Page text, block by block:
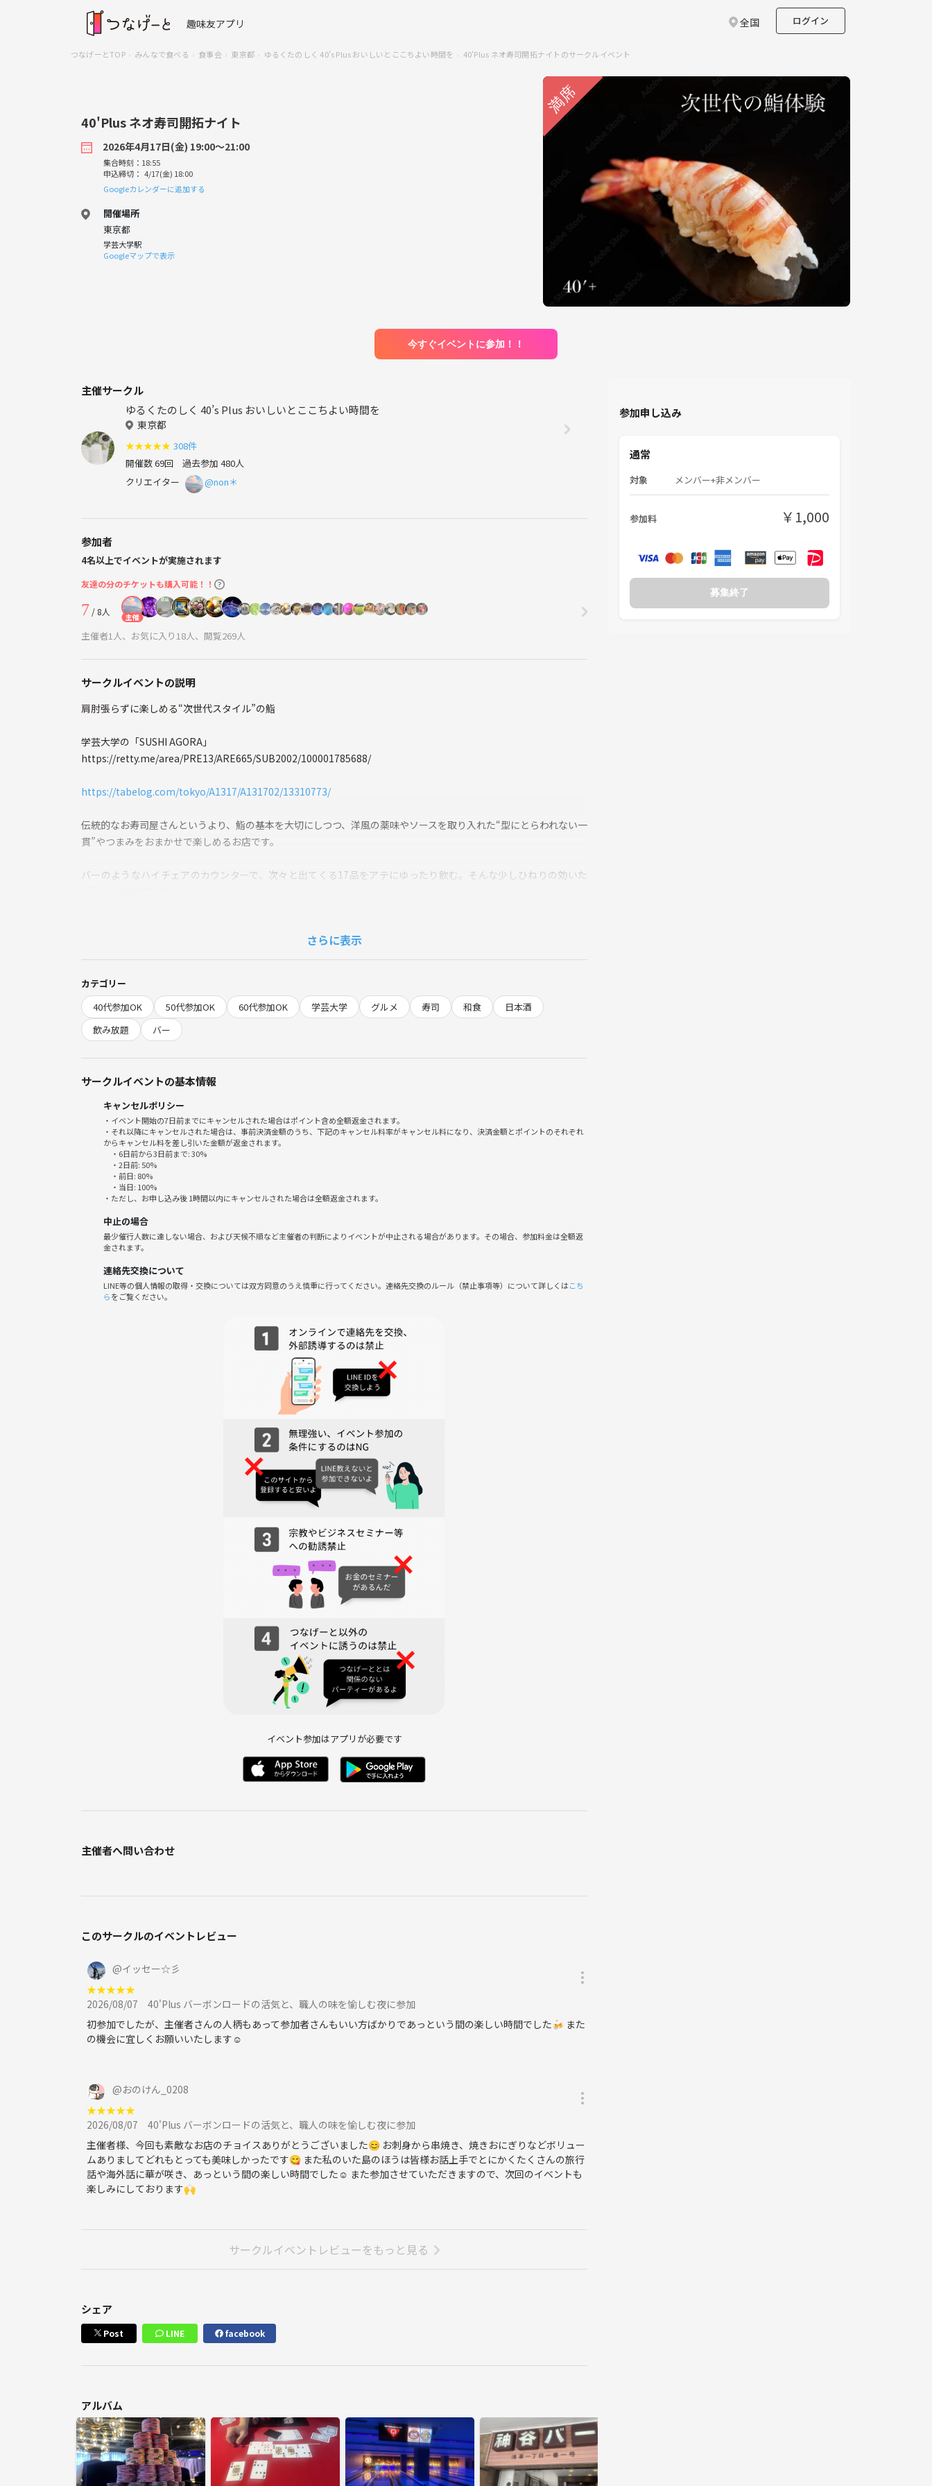
趣味友アプリ 全国 ログイン
つなげーとTOP みんなで食べる 食事会 東京都 ゆるくたのしく 40’s Plus おいしいとここちよい時間を 40'Plus ネオ寿司開拓ナイトのサークルイベント
40'Plus ネオ寿司開拓ナイト
2026年4月17日(金) 19:00〜21:00
集合時刻：18:55
申込締切： 4/17(金) 18:00
Googleカレンダーに追加する
開催場所
東京都
学芸大学駅
Googleマップで表示
今すぐイベントに参加！！
主催サークル
ゆるくたのしく 40’s Plus おいしいとここちよい時間を
東京都
★★★★★ 308件
開催数 69回 過去参加 480人
クリエイター
@non＊
参加者
4名以上でイベントが実施されます
友達の分のチケットも購入可能！！
7 / 8人 主催
主催者1人、お気に入り18人、閲覧269人
サークルイベントの説明
肩肘張らずに楽しめる“次世代スタイル”の鮨
学芸大学の「SUSHI AGORA」
https://retty.me/area/PRE13/ARE665/SUB2002/100001785688/
https://tabelog.com/tokyo/A1317/A131702/13310773/
伝統的なお寿司屋さんというより、鮨の基本を大切にしつつ、洋風の薬味やソースを取り入れた“型にとらわれない一
貫”やつまみをおまかせで楽しめるお店です。
バーのようなハイチェアのカウンターで、次々と出てくる17品をアテにゆったり飲む。そんな少しひねりの効いた
ガッツリ食べるより、美味しいものを少しずつ、たくさん種類を食べたい方
堅苦しいお店より、お洒落でカジュアルな空間を楽しみたい方におすすめ。
オープンして間もないこともあり、
「これから伸びるお店かも？」という開拓目線で行ってみようと思います。
雑誌『大人の週末』にも紹介されたセンスの良い空間で、カジュアルに楽しみましょう。
◾️料金
6600円+ 3300円(飲み放題)
17品のおまかせ＋日本酒含む飲み放題付き
季節の一品から始まり、お造り、つまみ、握りを織り交ぜながら構成する全17品前後のおまかせコースです。
冷たい一皿と温かい一皿をバランスよく挟み込み、緩急のある流れで最後まで心地よくお楽しみいただけます。
◾️飲み放題
上記サイトのメニュー、＊や★が付いていないものが対象です。
◎ キャンセル規定
4月13日以降：お店と交渉しますが、交渉次第では、ご予約料金の100％をキャンセル料として頂きます（全額PayP
他の方がキャンセル枠に申し込まれたらキャンセル料は発生しません。
もしご都合が合わなくなった場合は、早めにご連絡いただけると助かります
お申し込みが男性お一人のみとなる場合は、状況によりキャンセルをお願いすることがございますので、あらかじめ
・営業・宗教・ネットワークビジネスなどの勧誘行為
・しつこい連絡、セクハラなど、他の方が不快に感じる言動
・万が一トラブルが発生した場合、当方では一切の責任を負いかねますのでご了承ください。
基本的にこちらから写真を撮ることはありません。
初対面の方もいらっしゃったり、写真が苦手な方もいらっしゃったりしますので、念のため写真の扱いには気をつけ
みなさんを信用していないということではなく、あくまで安心して参加してもらうための配慮です
ただし、「背景と一緒に撮ってほしい」や「仲良くなった方と記念に撮りたい」などのご希望があれば、もちろん大
そのときはどうぞ遠慮なく声をかけてください
さらに表示
カテゴリー
40代参加OK
50代参加OK 60代参加OK 学芸大学 グルメ 寿司 和食
日本酒
飲み放題
バー
サークルイベントの基本情報
キャンセルポリシー
・イベント開始の7日前までにキャンセルされた場合はポイント含め全額返金されます。
・それ以降にキャンセルされた場合は、事前決済金額のうち、下記のキャンセル料率がキャンセル料になり、決済金額とポイントのそれぞれ
からキャンセル料を差し引いた金額が返金されます。
・6日前から3日前まで: 30%
・2日前: 50%
・前日: 80%
・当日: 100%
・ただし、お申し込み後 1時間以内にキャンセルされた場合は全額返金されます。
中止の場合
最少催行人数に達しない場合、および天候不順など主催者の判断によりイベントが中止される場合があります。その場合、参加料金は全額返
金されます。
連絡先交換について
LINE等の個人情報の取得・交換については双方同意のうえ慎重に行ってください。連絡先交換のルール（禁止事項等）について詳しくはこち
らをご覧ください。
イベント参加はアプリが必要です
主催者へ問い合わせ
このサークルのイベントレビュー
@イッセー☆彡
★★★★★
2026/08/07
40'Plus バーボンロードの活気と、職人の味を愉しむ夜に参加
初参加でしたが、主催者さんの人柄もあって参加者さんもいい方ばかりであっという間の楽しい時間でした🍻 また
の機会に宜しくお願いいたします☺️
@おのけん_0208
★★★★★
2026/08/07
40'Plus バーボンロードの活気と、職人の味を愉しむ夜に参加
主催者様、今回も素敵なお店のチョイスありがとうございました😊 お刺身から串焼き、焼きおにぎりなどボリュー
ムありましてどれもとっても美味しかったです😋 また私のいた島のほうは皆様お話上手でとにかくたくさんの旅行
話や海外話に華が咲き、あっという間の楽しい時間でした☺️ また参加させていただきますので、次回のイベントも
楽しみにしております🙌
サークルイベントレビューをもっと見る
シェア
Post LINE facebook
アルバム
参加申し込み
通常
対象 メンバー+非メンバー
参加料 ￥1,000
募集終了